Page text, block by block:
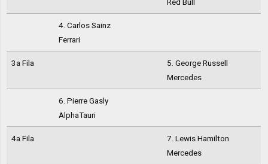
Red Bull
4. Carlos Sainz
Ferrari
3a Fila
5. George Russell
Mercedes
6. Pierre Gasly
AlphaTauri
4a Fila
7. Lewis Hamilton
Mercedes